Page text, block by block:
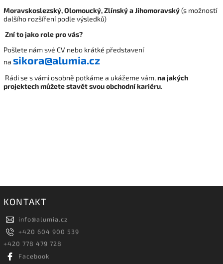
Moravskoslezský, Olomoucký, Zlínský a Jihomoravský(s možností
dalšího rozšíření podle výsledků)
Zní to jako role pro vás?
Pošlete nám své CV nebo krátké představení
na sikora@alumia.cz
Rádi se s vámi osobně potkáme a ukážeme vám,na jakých
projektech můžete stavět svou obchodní kariéru.
KONTAKT
info@alumia.cz
+420 604 900 539
+420 778 479 728
Facebook